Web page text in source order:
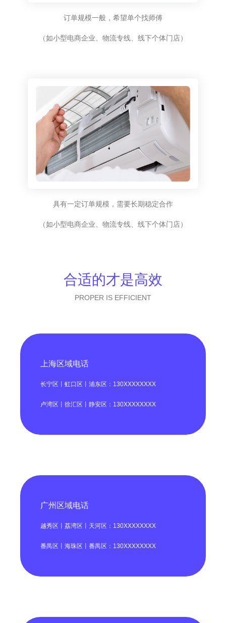
订单规模一般，希望单个找师傅
（如小型电商企业、物流专线、线下个体门店）
具有一定订单规模，需要长期稳定合作
（如小型电商企业、物流专线、线下个体门店）
合适的才是高效
PROPER IS EFFICIENT
上海区域电话
长宁区丨虹口区丨浦东区：130XXXXXXXX
卢湾区丨徐汇区丨静安区：130XXXXXXXX
广州区域电话
越秀区丨荔湾区丨天河区：130XXXXXXXX
番禺区丨海珠区丨番禺区：130XXXXXXXX